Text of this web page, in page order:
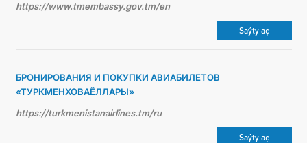
https://www.tmembassy.gov.tm/en
Saýty aç
БРОНИРОВАНИЯ И ПОКУПКИ АВИАБИЛЕТОВ
«ТУРКМЕНХОВАЁЛЛАРЫ»
https://turkmenistanairlines.tm/ru
Saýty aç